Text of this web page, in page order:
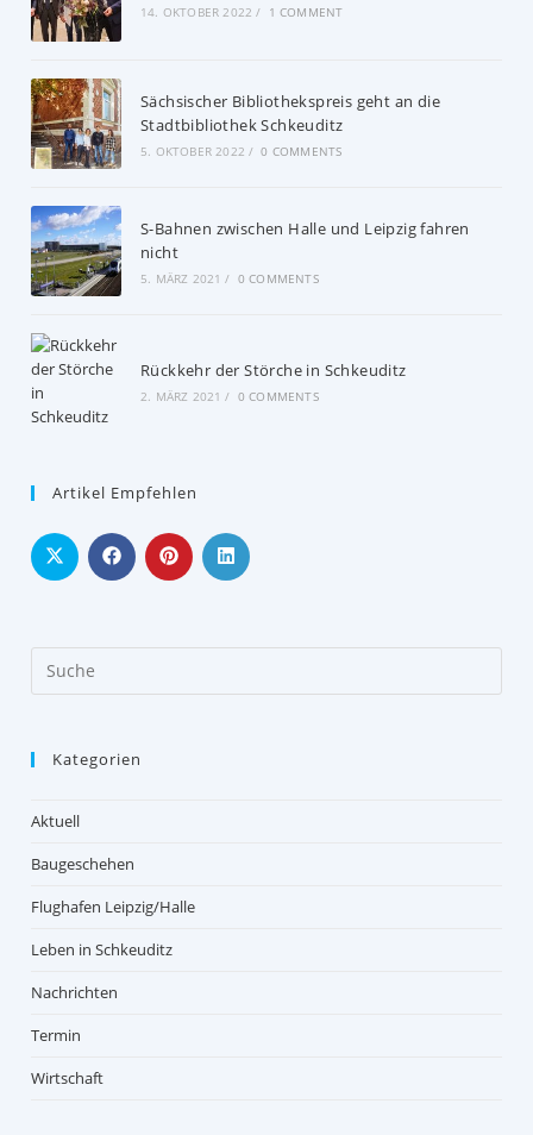
14. OKTOBER 2022 / 1 COMMENT
Sächsischer Bibliothekspreis geht an die
Stadtbibliothek Schkeuditz
5. OKTOBER 2022 / 0 COMMENTS
S-Bahnen zwischen Halle und Leipzig fahren
nicht
5. MÄRZ 2021 / 0 COMMENTS
Rückkehr der Störche in Schkeuditz
2. MÄRZ 2021 / 0 COMMENTS
Artikel Empfehlen
Kategorien
Aktuell
Baugeschehen
Flughafen Leipzig/Halle
Leben in Schkeuditz
Nachrichten
Termin
Wirtschaft